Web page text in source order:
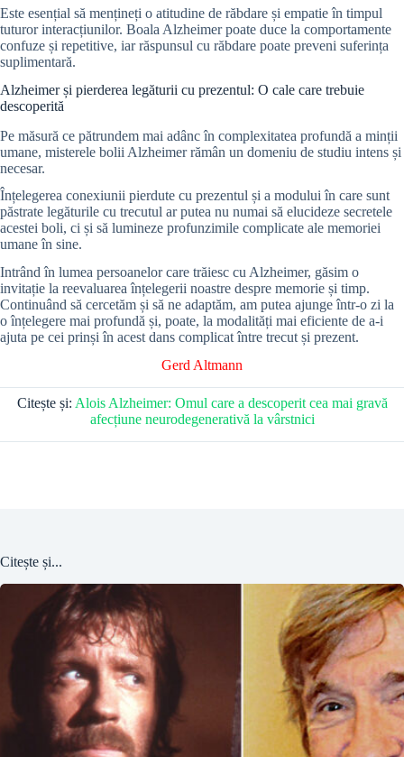
Este esențial să mențineți o atitudine de răbdare și empatie în timpul
tuturor interacțiunilor. Boala Alzheimer poate duce la comportamente
confuze și repetitive, iar răspunsul cu răbdare poate preveni suferința
suplimentară.
Alzheimer și pierderea legăturii cu prezentul: O cale care trebuie
descoperită
Pe măsură ce pătrundem mai adânc în complexitatea profundă a minții
umane, misterele bolii Alzheimer rămân un domeniu de studiu intens și
necesar.
Înțelegerea conexiunii pierdute cu prezentul și a modului în care sunt
păstrate legăturile cu trecutul ar putea nu numai să elucideze secretele
acestei boli, ci și să lumineze profunzimile complicate ale memoriei
umane în sine.
Intrând în lumea persoanelor care trăiesc cu Alzheimer, găsim o
invitație la reevaluarea înțelegerii noastre despre memorie și timp.
Continuând să cercetăm și să ne adaptăm, am putea ajunge într-o zi la
o înțelegere mai profundă și, poate, la modalități mai eficiente de a-i
ajuta pe cei prinși în acest dans complicat între trecut și prezent.
Gerd Altmann
Citește și: Alois Alzheimer: Omul care a descoperit cea mai gravă
afecțiune neurodegenerativă la vârstnici
Citește și...